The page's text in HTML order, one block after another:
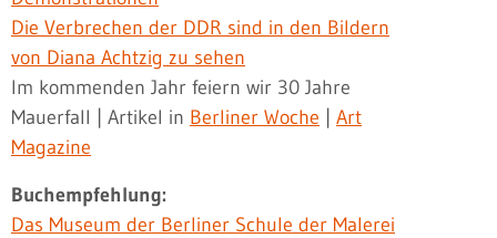
Die Verbrechen der DDR sind in den Bildern
von Diana Achtzig zu sehen
Im kommenden Jahr feiern wir 30 Jahre
Mauerfall | Artikel in Berliner Woche
Art
Magazine
Buchempfehlung:
Das Museum der Berliner Schule der Malerei